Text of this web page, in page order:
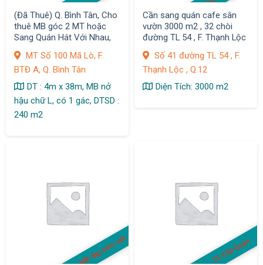
(Đã Thuê) Q. Bình Tân, Cho
thuê MB góc 2 MT hoặc
Sang Quán Hát Với Nhau,
MT Số 100 Mã Lò, F.
BTĐ A, Q. Bình Tân
DT : 4m x 38m, MB nở
hậu chữ L, có 1 gác, DTSD :
240 m2
Cần sang quán cafe sân
vườn 3000 m2 , 32 chòi
đường TL 54 , F. Thạnh Lộc
Số 41 đường TL 54 , F.
Thạnh Lộc , Q.12
Diện Tích: 3000 m2
MB đẹp sầm uất Có Clip Quán